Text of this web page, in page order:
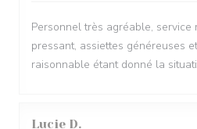
Personnel très agréable, service
pressant, assiettes généreuses
raisonnable étant donné la
Lucie D